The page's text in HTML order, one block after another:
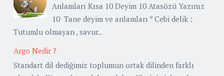
Anlamları Kısa 10 Deyim 10 Atasözü Yazınız
10 Tane deyim ve anlamları * Cebi delik :
Tutumlu olmayan , savur...
Argo Nedir ?
Standart dil dediğimiz toplumun ortak dilinden farklı